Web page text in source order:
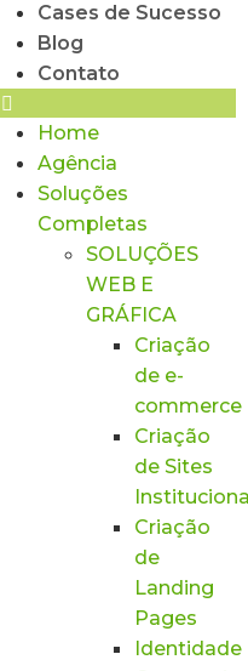
Cases de Sucesso
Blog
Contato
Home
Agência
Soluções
Completas
SOLUÇÕES
WEB E
GRÁFICA
Criação
de e-
commerce
Criação
de Sites
Criação
de
Landing
Pages
Identidade